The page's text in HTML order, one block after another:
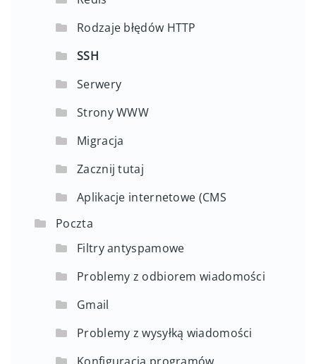
Rodzaje błędów HTTP
SSH
Serwery
Strony WWW
Migracja
Zacznij tutaj
Aplikacje internetowe (CMS
Poczta
Filtry antyspamowe
Problemy z odbiorem wiadomości
Gmail
Problemy z wysyłką wiadomości